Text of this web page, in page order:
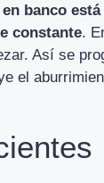
banco
constante.
Así se
el